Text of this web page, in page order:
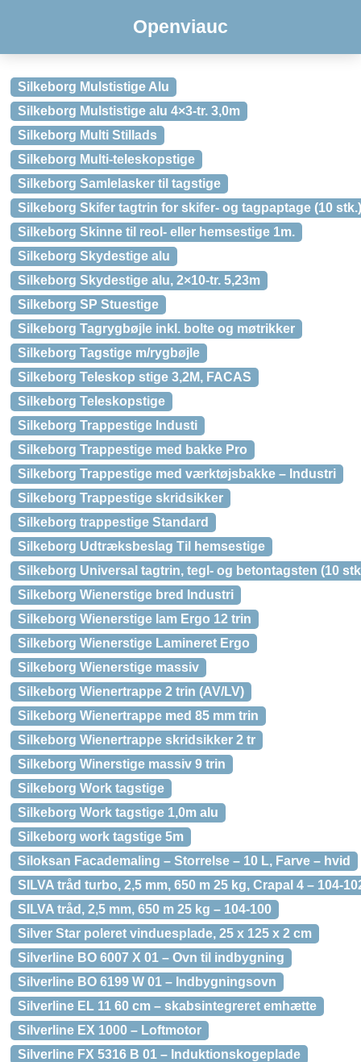
Openviauc
Silkeborg Mulstistige Alu
Silkeborg Mulstistige alu 4×3-tr. 3,0m
Silkeborg Multi Stillads
Silkeborg Multi-teleskopstige
Silkeborg Samlelasker til tagstige
Silkeborg Skifer tagtrin for skifer- og tagpaptage (10 stk.)
Silkeborg Skinne til reol- eller hemsestige 1m.
Silkeborg Skydestige alu
Silkeborg Skydestige alu, 2×10-tr. 5,23m
Silkeborg SP Stuestige
Silkeborg Tagrygbøjle inkl. bolte og møtrikker
Silkeborg Tagstige m/rygbøjle
Silkeborg Teleskop stige 3,2M, FACAS
Silkeborg Teleskopstige
Silkeborg Trappestige Industi
Silkeborg Trappestige med bakke Pro
Silkeborg Trappestige med værktøjsbakke – Industri
Silkeborg Trappestige skridsikker
Silkeborg trappestige Standard
Silkeborg Udtræksbeslag Til hemsestige
Silkeborg Universal tagtrin, tegl- og betontagsten (10
Silkeborg Wienerstige bred Industri
Silkeborg Wienerstige lam Ergo 12 trin
Silkeborg Wienerstige Lamineret Ergo
Silkeborg Wienerstige massiv
Silkeborg Wienertrappe 2 trin (AV/LV)
Silkeborg Wienertrappe med 85 mm trin
Silkeborg Wienertrappe skridsikker 2 tr
Silkeborg Winerstige massiv 9 trin
Silkeborg Work tagstige
Silkeborg Work tagstige 1,0m alu
Silkeborg work tagstige 5m
Siloksan Facademaling – Storrelse – 10 L, Farve – hvid
SILVA tråd turbo, 2,5 mm, 650 m 25 kg, Crapal 4 – 104-
SILVA tråd, 2,5 mm, 650 m 25 kg – 104-100
Silver Star poleret vinduesplade, 25 x 125 x 2 cm
Silverline BO 6007 X 01 – Ovn til indbygning
Silverline BO 6199 W 01 – Indbygningsovn
Silverline EL 11 60 cm – skabsintegreret emhætte
Silverline EX 1000 – Loftmotor
Silverline FX 5316 B 01 – Induktionskogeplade